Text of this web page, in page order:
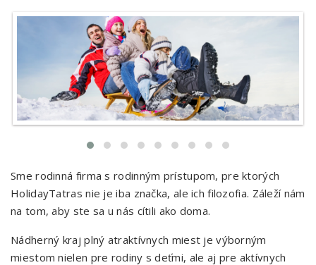
Sme rodinná firma s rodinným prístupom, pre ktorých
HolidayTatras nie je iba značka, ale ich filozofia. Záleží nám
na tom, aby ste sa u nás cítili ako doma.
Nádherný kraj plný atraktívnych miest je výborným
miestom nielen pre rodiny s deťmi, ale aj pre aktívnych